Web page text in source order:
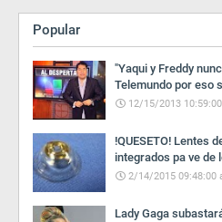
Popular
"Yaqui y Freddy
Telemundo por eso
12/15/2013
!QUESETO! Lentes
integrados pa ve de
2/14/2015 09:48:00
Lady Gaga